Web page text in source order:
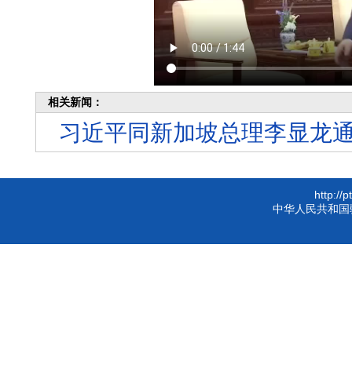
相关新闻：
习近平同新加坡总理李显龙
http://
中华人民共和